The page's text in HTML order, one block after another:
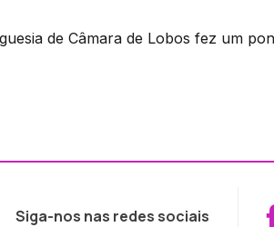
de Câmara de Lobos fez um
Siga-nos nas redes sociais